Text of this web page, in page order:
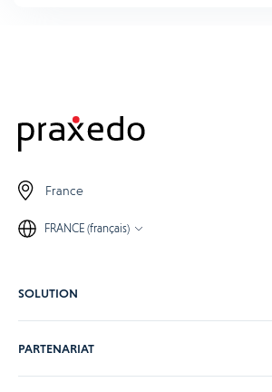
France
FRANCE (français)
SOLUTION
PARTENARIAT